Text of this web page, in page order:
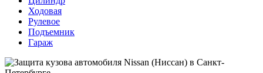
Ходовая
Рулевое
Подъемник
Гараж